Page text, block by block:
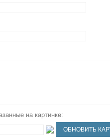
на картинке: